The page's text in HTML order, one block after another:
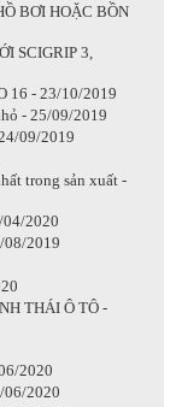
BƠI HOẶC BỒN
SCIGRIP 3,
16 - 23/10/2019
- 25/09/2019
09/2019
trong sản xuất -
04/2020
08/2019
THÁI Ô TÔ -
2020
06/2020